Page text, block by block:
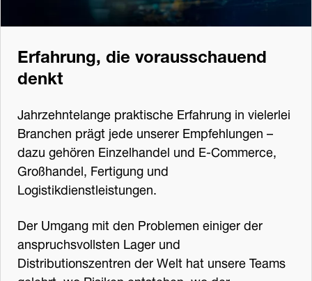
Erfahrung, die vorausschauend
denkt
Jahrzehntelange praktische Erfahrung in vielerlei
Branchen prägt jede unserer Empfehlungen –
dazu gehören Einzelhandel und E-Commerce,
Großhandel, Fertigung und
Logistikdienstleistungen.
Der Umgang mit den Problemen einiger der
anspruchsvollsten Lager und
Distributionszentren der Welt hat unsere Teams